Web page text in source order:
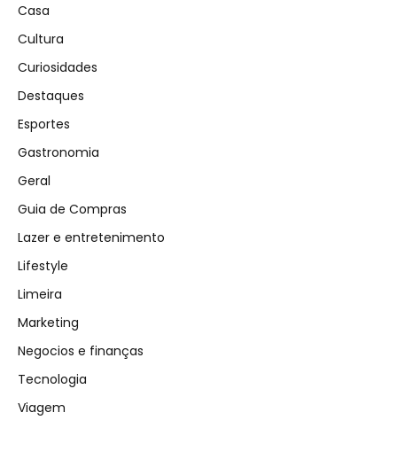
Casa
Cultura
Curiosidades
Destaques
Esportes
Gastronomia
Geral
Guia de Compras
Lazer e entretenimento
Lifestyle
Limeira
Marketing
Negocios e finanças
Tecnologia
Viagem